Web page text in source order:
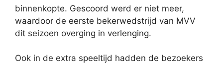
binnenkopte. Gescoord werd er niet meer,
waardoor de eerste bekerwedstrijd van MVV
dit seizoen overging in verlenging.
Ook in de extra speeltijd hadden de bezoekers